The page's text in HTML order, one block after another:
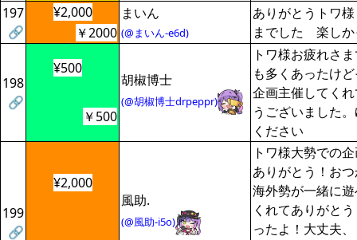
197
🔗
¥2,000 まいん
(@まいん-e6d)
ありがとうトワ
までした 楽しか
￥2000
198
🔗
¥500
胡椒博士
(@胡椒博士drpeppr)
トワ様お疲れさ
も多くあったけ
企画主催してく
うございました
ください
￥500
199
🔗
¥2,000
風助.
(@風助-i5o)
トワ様大勢での
ありがとう！お
海外勢が一緒に
くれてありがと
ったよ！大丈夫